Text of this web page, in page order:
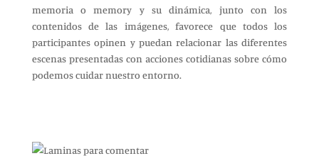
memoria o memory y su dinámica, junto con los
contenidos de las imágenes, favorece que todos los
participantes opinen y puedan relacionar las diferentes
escenas presentadas con acciones cotidianas sobre cómo
podemos cuidar nuestro entorno.